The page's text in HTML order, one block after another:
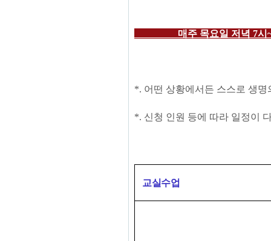
매주 목요일 저녁 7시
*. 어떤 상황에서든 스스로 생
*. 신청 인원 등에 따라 일정이
교실수업